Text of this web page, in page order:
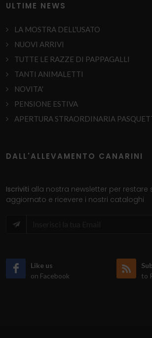
ULTIME NEWS
LA MOSTRA DELL'USATO
NUOVI ARRIVI
TUTTE LE RAZZE DI PAPPAGALLI
TANTI ANIMALETTI
NOVITA'
PENSIONE ESTIVA
APERTURA STRAORDINARIA
DALL'ALLEVAMENTO CANARINI
Iscriviti alla nostra newsletter per restare
aggiornato e ricevere i nostri cataloghi
Like us
on Facebook
to